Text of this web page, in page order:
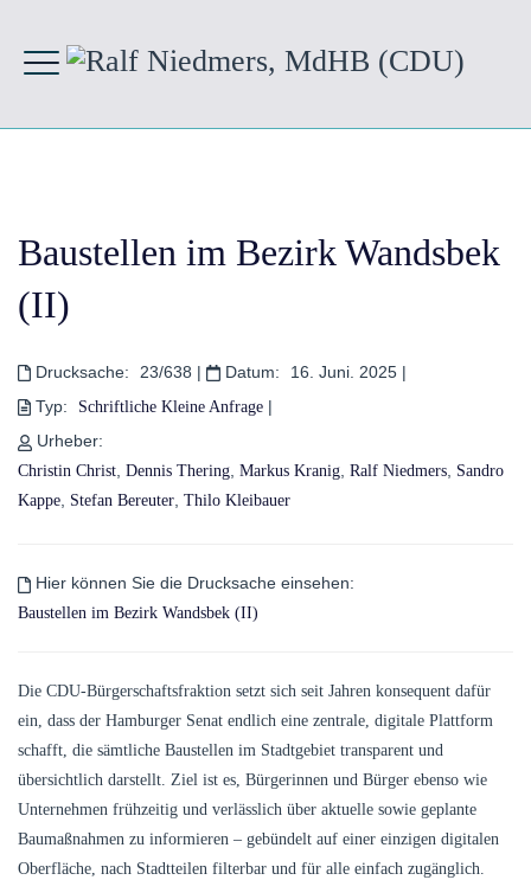
Baustellen im Bezirk Wandsbek
(II)
Drucksache: 23/638 | Datum: 16. Juni. 2025 |
Typ:
Schriftliche Kleine Anfrage |
Urheber:
Christin Christ, Dennis Thering, Markus Kranig, Ralf Niedmers, Sandro
Kappe, Stefan Bereuter, Thilo Kleibauer
Hier können Sie die Drucksache einsehen:
Baustellen im Bezirk Wandsbek (II)
Die CDU-Bürgerschaftsfraktion setzt sich seit Jahren konsequent dafür
ein, dass der Hamburger Senat endlich eine zentrale, digitale Plattform
schafft, die sämtliche Baustellen im Stadtgebiet transparent und
übersichtlich darstellt. Ziel ist es, Bürgerinnen und Bürger ebenso wie
Unternehmen frühzeitig und verlässlich über aktuelle sowie geplante
Baumaßnahmen zu informieren – gebündelt auf einer einzigen digitalen
Oberfläche, nach Stadtteilen filterbar und für alle einfach zugänglich.